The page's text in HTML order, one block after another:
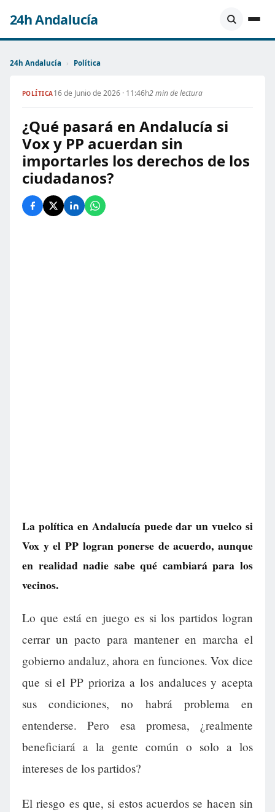
24h Andalucía
24h Andalucía › Política
POLÍTICA16 de Junio de 2026 · 11:46h2 min de lectura
¿Qué pasará en Andalucía si
Vox y PP acuerdan sin
importarles los derechos de los
ciudadanos?
La política en Andalucía puede dar un vuelco si
Vox y el PP logran ponerse de acuerdo, aunque
en realidad nadie sabe qué cambiará para los
vecinos.
Lo que está en juego es si los partidos logran
cerrar un pacto para mantener en marcha el
gobierno andaluz, ahora en funciones. Vox dice
que si el PP prioriza a los andaluces y acepta
sus condiciones, no habrá problema en
entenderse. Pero esa promesa, ¿realmente
beneficiará a la gente común o solo a los
intereses de los partidos?
El riesgo es que, si estos acuerdos se hacen sin